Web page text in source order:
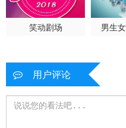
笑动剧场 男生
用户评论